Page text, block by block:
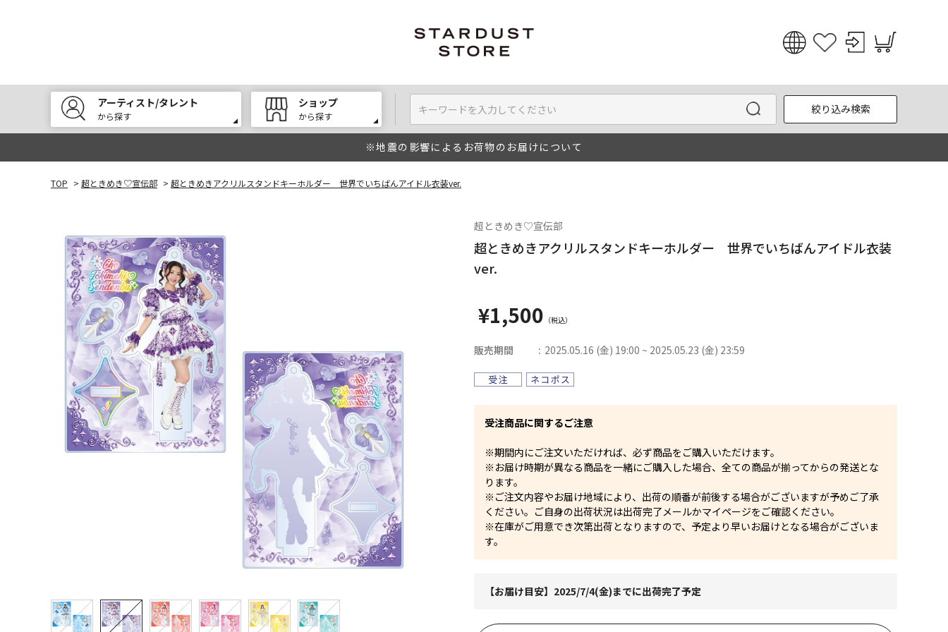
English
한국어
アーティスト/タレント
から探す
ショップ
から探す
絞り込み検索
※地震の影響によるお荷物のお届けについて
TOP > 超ときめき♡宣伝部 > 超ときめきアクリルスタンドキーホルダー 世界でいちばんアイドル衣装ver.
超ときめき♡宣伝部
超ときめきアクリルスタンドキーホルダー 世界でいちばんアイドル衣装
ver.
¥1,500
販売期間 2025.05.16 (金) 19:00 ~ 2025.05.23 (金) 23:59
受注商品に関するご注意
※期間内にご注文いただければ、必ず商品をご購入いただけます。
※お届け時期が異なる商品を一緒にご購入した場合、全ての商品が揃ってからの発送とな
ります。
※ご注文内容やお届け地域により、出荷の順番が前後する場合がございますが予めご了承
ください。ご自身の出荷状況は出荷完了メールかマイページをご確認ください。
※在庫がご用意でき次第出荷となりますので、予定より早いお届けとなる場合がございま
す。
【お届け目安】2025/7/4(金)までに出荷完了予定